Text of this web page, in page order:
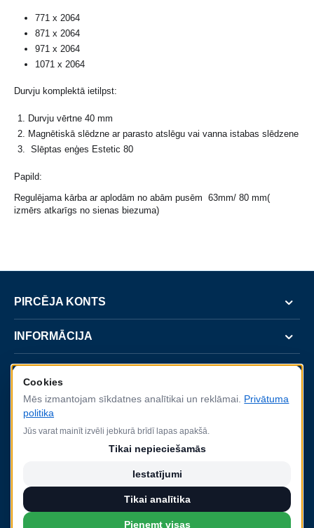
771 x 2064
871 x 2064
971 x 2064
1071 x 2064
Durvju komplektā ietilpst:
Durvju vērtne 40 mm
Magnētiskā slēdzne ar parasto atslēgu vai vanna istabas slēdzene
Slēptas enģes Estetic 80
Papild:
Regulējama kārba ar aplodām no abām pusēm 63mm/ 80 mm(
izmērs atkarīgs no sienas biezuma)
PIRCĒJA KONTS
INFORMĀCIJA
SERVISS
KONTAKTI
2022.gada 8.augustā SIA Baltijas Durvis parakstīja līgumu Nr. SKV-L-2022/368 ar
Latvijas Investīciju un attīstības aģentūru (LIAA) par projektu "Starptautiskās
konkurētspējas veicināšana", ko līdzfinansē Eiropas Reģionālās attīstības fonds.
Cookies
Mēs izmantojam sīkdatnes analītikai un reklāmai. Privātuma
politika
Jūs varat mainīt izvēli jebkurā brīdī lapas apakšā.
Tikai nepieciešamās
Iestatījumi
Tikai analītika
Pieņemt visas